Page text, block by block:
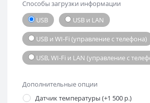
Способы загрузки информации
USB
USB и LAN
USB и WI-Fi (управление с телефона)
USB, WI-Fi и LAN (управление с
Дополнительные опции
Датчик температуры (+1 500 р.)